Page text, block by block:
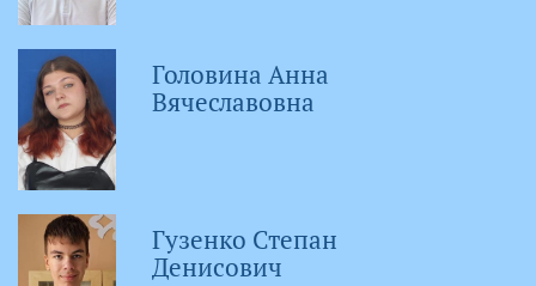
Головина Анна
Вячеславовна
Гузенко Степан
Денисович